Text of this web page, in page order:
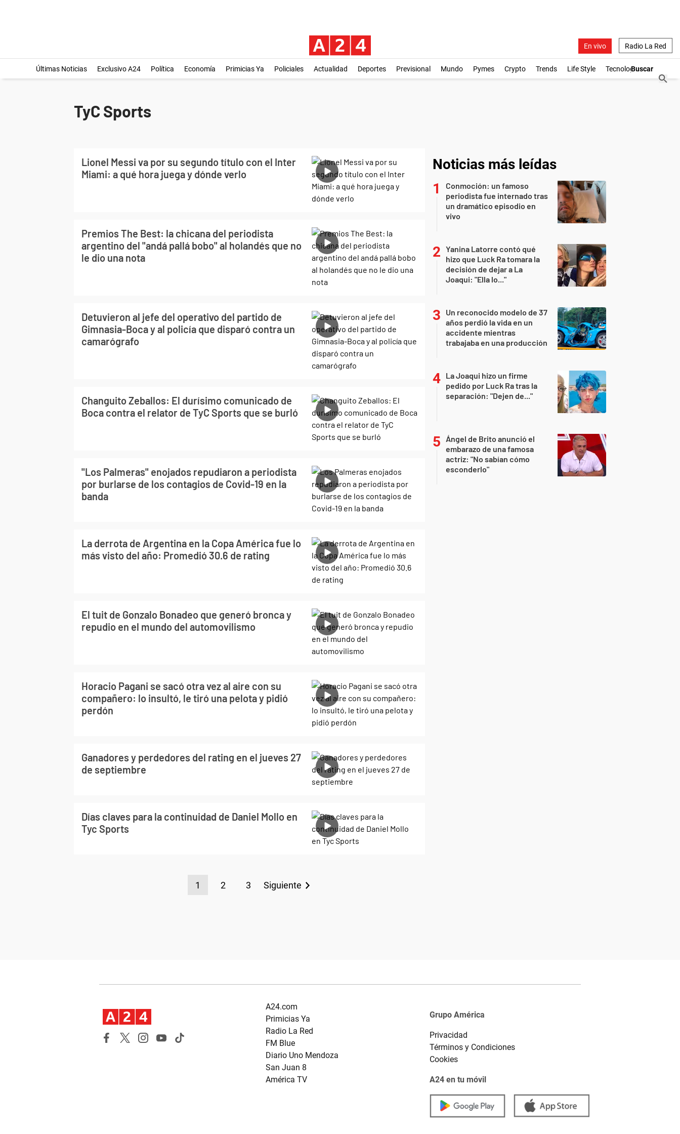
En vivo Radio La Red
Últimas Noticias Exclusivo A24 Política Economía Primicias Ya Policiales Actualidad Deportes Previsional Mundo Pymes Crypto Trends Life Style Tecnología
TyC Sports
Lionel Messi va por su segundo título con el Inter
Miami: a qué hora juega y dónde verlo
Premios The Best: la chicana del periodista
argentino del "andá pallá bobo" al holandés que no
le dio una nota
Detuvieron al jefe del operativo del partido de
Gimnasia-Boca y al policía que disparó contra un
camarógrafo
Changuito Zeballos: El durísimo comunicado de
Boca contra el relator de TyC Sports que se burló
"Los Palmeras" enojados repudiaron a periodista
por burlarse de los contagios de Covid-19 en la
banda
La derrota de Argentina en la Copa América fue lo
más visto del año: Promedió 30.6 de rating
El tuit de Gonzalo Bonadeo que generó bronca y
repudio en el mundo del automovilismo
Horacio Pagani se sacó otra vez al aire con su
compañero: lo insultó, le tiró una pelota y pidió
perdón
Ganadores y perdedores del rating en el jueves 27
de septiembre
Días claves para la continuidad de Daniel Mollo en
Tyc Sports
1 2 3 Siguiente
Noticias más leídas
Conmoción: un famoso
periodista fue internado tras
un dramático episodio en
vivo
Yanina Latorre contó qué
hizo que Luck Ra tomara la
decisión de dejar a La
Joaqui: "Ella lo..."
Un reconocido modelo de 37
años perdió la vida en un
accidente mientras
trabajaba en una producción
La Joaqui hizo un firme
pedido por Luck Ra tras la
separación: "Dejen de..."
Ángel de Brito anunció el
embarazo de una famosa
actriz: "No sabían cómo
esconderlo"
A24.com
Primicias Ya
Radio La Red
FM Blue
Diario Uno Mendoza
San Juan 8
América TV
Grupo América
Privacidad
Términos y Condiciones
Cookies
A24 en tu móvil